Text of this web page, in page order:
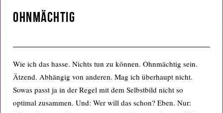
Ohnmächtig
Wie ich das hasse. Nichts tun zu können. Ohnmächtig sein.
Ätzend. Abhängig von anderen. Mag ich überhaupt nicht.
Sowas passt ja in der Regel mit dem Selbstbild nicht so
optimal zusammen. Und: Wer will das schon? Eben. Nur: